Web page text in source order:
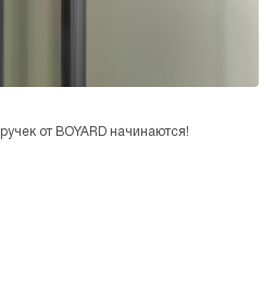
от BOYARD начинаются!